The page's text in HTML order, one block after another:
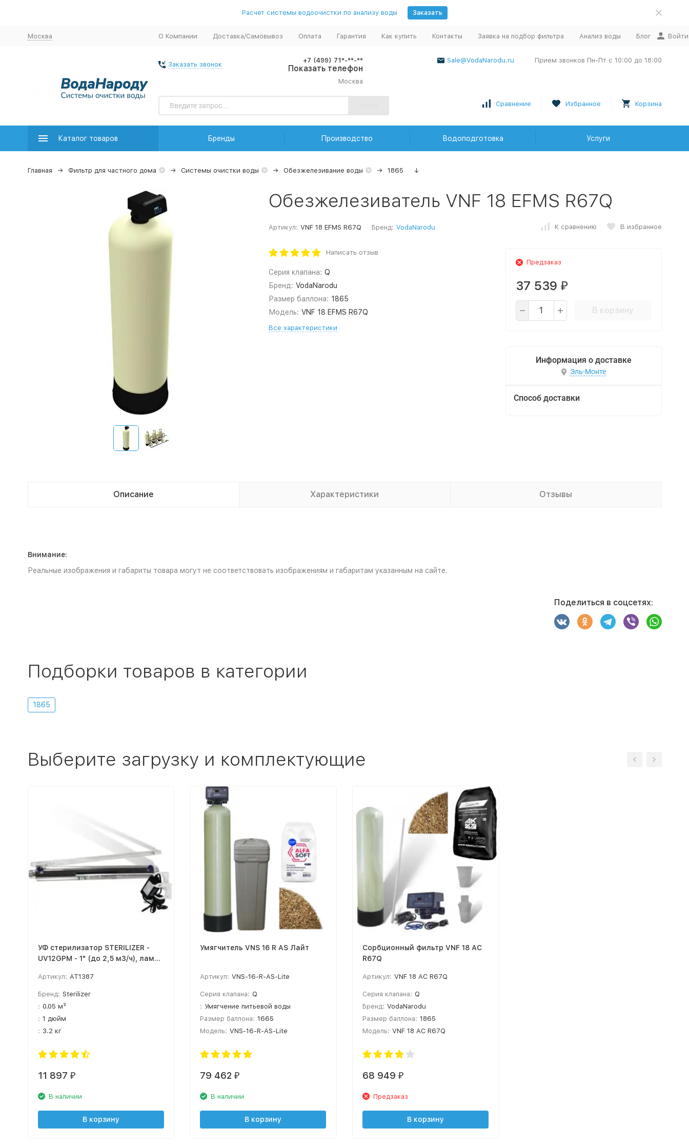
Расчет системы водоочистки по анализу воды Заказать
Москва О Компании Доставка/Самовывоз Оплата Гарантия Как купить Контакты Заявка на подбор фильтра Анализ воды Блог Войти
Заказать звонок
+7 (499) 71*-**-**
Показать телефон
Москва
Sale@VodaNarodu.ru Прием звонков Пн-Пт с 10:00 до 18:00
Сравнение Избранное Корзина
Каталог товаров Бренды Производство Водоподготовка Услуги
Главная Фильтр для частного дома Системы очистки воды Обезжелезивание воды 1865 ↓
Обезжелезиватель VNF 18 EFMS R67Q
Артикул: VNF 18 EFMS R67Q Бренд: VodaNarodu К сравнению В избранное
Написать отзыв
Серия клапана: Q
Бренд: VodaNarodu
Размер баллона: 1865
Модель: VNF 18 EFMS R67Q
Все характеристики
Предзаказ
37 539 ₽
В корзину
Информация о доставке
Эль-Монте
Способ доставки
Описание Характеристики Отзывы
Внимание:
Реальные изображения и габариты товара могут не соответствовать изображениям и габаритам указанным на сайте.
Поделиться в соцсетях:
Подборки товаров в категории
1865
Выберите загрузку и комплектующие
УФ стерилизатор STERILIZER -
UV12GPM - 1" (до 2,5 м3/ч), лампа
Артикул: AT1387
Бренд: Sterilizer
: 0.05 м³
: 1 дюйм
: 3.2 кг
11 897 ₽
В наличии
В корзину
Умягчитель VNS 16 R AS Лайт
Артикул: VNS-16-R-AS-Lite
Серия клапана: Q
: Умягчение питьевой воды
Размер баллона: 1665
Модель: VNS-16-R-AS-Lite
79 462 ₽
В наличии
В корзину
Сорбционный фильтр VNF 18 AC
R67Q
Артикул: VNF 18 AC R67Q
Серия клапана: Q
Бренд: VodaNarodu
Размер баллона: 1865
Модель: VNF 18 AC R67Q
68 949 ₽
Предзаказ
В корзину